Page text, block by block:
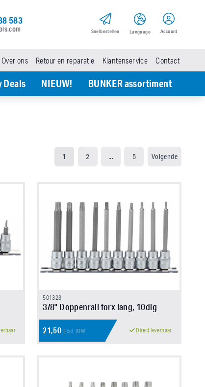
Snel­bestellen Language Account
583
Over ons Retour en reparatie Klantenservice Contact
Deals NIEUW! BUNKER assortiment
1 2 ... 5 Volgende
501323
3/8" Doppenrail torx lang, 10dlg
21,50 Excl. BTW Direct leverbaar